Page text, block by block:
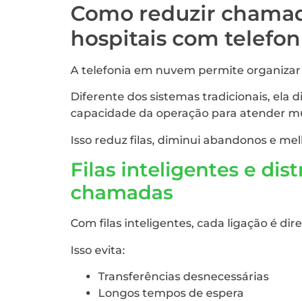
Como reduzir
hospitais com
A telefonia em nuvem permite
Diferente dos sistemas tradicionais, ela
capacidade da operação para atender
Isso reduz filas, diminui abandonos e
Filas inteligentes e
chamadas
Com filas inteligentes, cada ligação é
Isso evita:
Transferências desnecessárias
Longos tempos de espera